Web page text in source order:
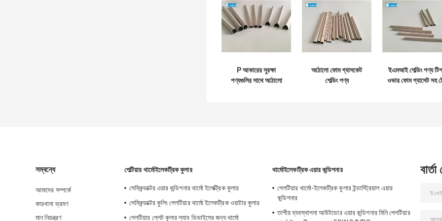
P আকারের সুরক্ষা
পণ্যগুলির সাথে আঠালো
আঠালো ফোম গ্যাসকেট
শেল্ডিং পণ্য
ইএমআই শেল্ডিং পণ্য
ওভার ফোম গ্যাসেট সহ
সম্বন্ধে
আমাদের সম্পর্কে
কারখানা ভ্রমণ
মান নিয়ন্ত্রণ
পেল্টিয়ার থার্মোইলেকট্রিক কুলার
সেমিকন্ডাক্টর এয়ার কন্ডিশনার থার্মো ইলেক্ট্রিক কুলার
সেমিকন্ডাক্টর কুলিং পেলটিয়ার থার্মো ইলেকট্রিক ওয়াটার কুলার
পেলটিয়ার প্লেট কুলার ল্যাব ডিভাইসের জন্য থার্মো
থার্মোইলেকট্রিক এয়ার কন্ডিশনার
পেলটিয়ার থার্মো-ইলেকট্রিক কুলার ইন্ডাস্ট্রিয়াল এয়ার
কন্ডিশনার
তাপীয় ব্যবস্থাপনা আউটডোর এয়ার কন্ডিশনার মিনি পেলটিয়ার
বার্তা